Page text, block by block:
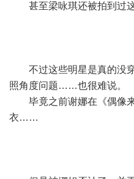
甚至梁咏琪还被拍到过
不过这些明星是真的没
照角度问题……也很难说。
毕竟之前谢娜在《偶像
衣……